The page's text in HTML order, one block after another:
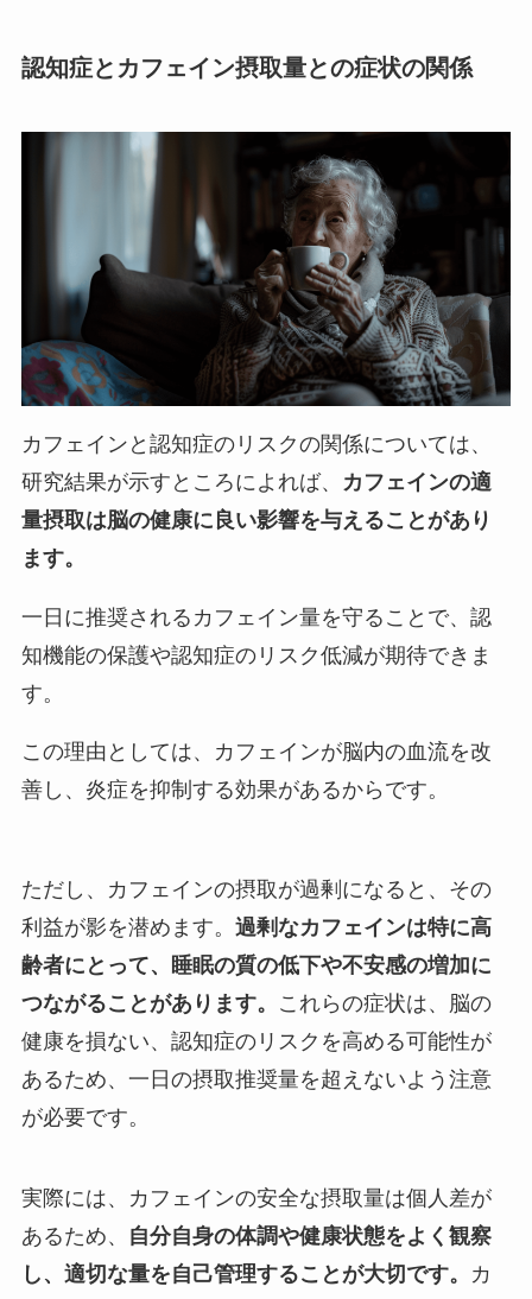
認知症とカフェイン摂取量との症状の関係
カフェインと認知症のリスクの関係については、
研究結果が示すところによれば、
カフェインの適
量摂取は脳の健康に良い影響を与えることがあり
ます。
一日に推奨されるカフェイン量を守ることで、認
知機能の保護や認知症のリスク低減が期待できま
す。
この理由としては、カフェインが脳内の血流を改
善し、炎症を抑制する効果があるからです。
ただし、カフェインの摂取が過剰になると、その
利益が影を潜めます。 過剰なカフェインは特に高
齢者にとって、睡眠の質の低下や不安感の増加に
つながることがあります。
これらの症状は、脳の
健康を損ない、認知症のリスクを高める可能性が
あるため、一日の摂取推奨量を超えないよう注意
が必要です。
実際には、カフェインの安全な摂取量は個人差が
あるため、
自分自身の体調や健康状態をよく観察
し、適切な量を自己管理することが大切です。
カ